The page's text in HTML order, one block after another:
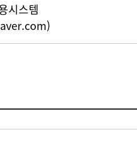
시스템